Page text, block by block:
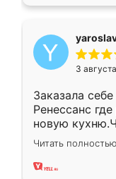
3
Заказала
Ренессанс
новую
вполне
два года,
Читать полностью